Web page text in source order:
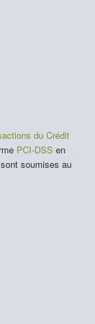
du Crédit
PCI-DSS en
soumises au